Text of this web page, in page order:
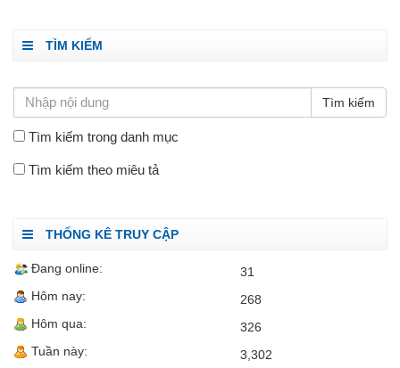
TÌM KIẾM
Tìm kiếm trong danh mục
Tìm kiếm theo miêu tả
THỐNG KÊ TRUY CẬP
Đang online:
31
Hôm nay:
268
Hôm qua:
326
Tuần này:
3,302